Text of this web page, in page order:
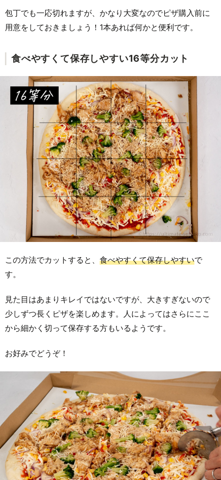
包丁でも一応切れますが、かなり大変なのでピザ購入前に
用意をしておきましょう！1本あれば何かと便利です。
食べやすくて保存しやすい16等分カット
この方法でカットすると、 食べやすくて保存しやすいで
す。
見た目はあまりキレイではないですが、大きすぎないので
少しずつ長くピザを楽しめます。人によってはさらにここ
から細かく切って保存する方もいるようです。
お好みでどうぞ！